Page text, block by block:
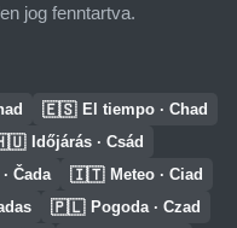
jog fenntartva.
🇪🇸 El tiempo · Chad
Időjárás · Csád
Čada 🇮🇹 Meteo · Ciad
🇵🇱 Pogoda · Czad